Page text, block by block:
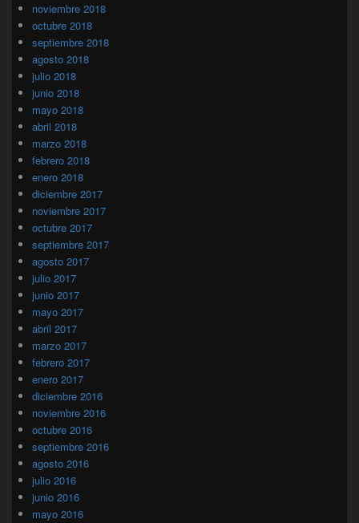
noviembre 2018
octubre 2018
septiembre 2018
agosto 2018
julio 2018
junio 2018
mayo 2018
abril 2018
marzo 2018
febrero 2018
enero 2018
diciembre 2017
noviembre 2017
octubre 2017
septiembre 2017
agosto 2017
julio 2017
junio 2017
mayo 2017
abril 2017
marzo 2017
febrero 2017
enero 2017
diciembre 2016
noviembre 2016
octubre 2016
septiembre 2016
agosto 2016
julio 2016
junio 2016
mayo 2016